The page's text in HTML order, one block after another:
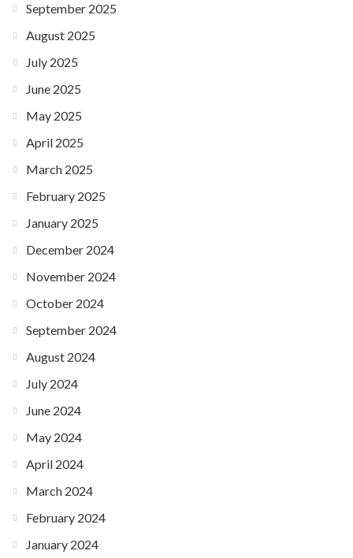
September 2025
August 2025
July 2025
June 2025
May 2025
April 2025
March 2025
February 2025
January 2025
December 2024
November 2024
October 2024
September 2024
August 2024
July 2024
June 2024
May 2024
April 2024
March 2024
February 2024
January 2024